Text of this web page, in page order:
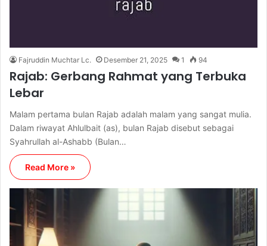
Fajruddin Muchtar Lc. Desember 21, 2025 1 94
Rajab: Gerbang Rahmat yang Terbuka
Lebar
Malam pertama bulan Rajab adalah malam yang sangat mulia.
Dalam riwayat Ahlulbait (as), bulan Rajab disebut sebagai
Syahrullah al-Ashabb (Bulan…
Read More »